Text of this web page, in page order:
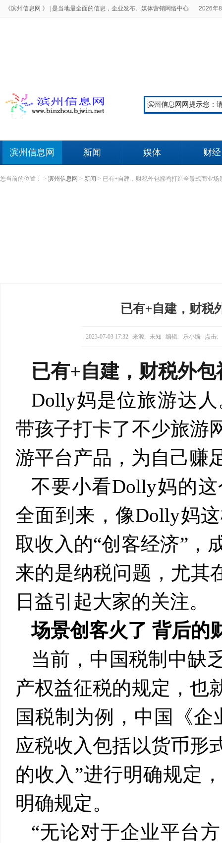
《滨州信息网 》 | 是当地最全面的信息，企业发布。媒体营销网络中心 2026年
滨州信息网 新闻 娱体 财经
您当前的位置： > 滨州信息网 > 新闻 > 已有+自建，财税外包禄鸣打造全景式商业场
已有+自建，财税
2023-07-03 17:32 来源: 未知 编辑: 乐小编 点击:
已有+自建，财税外
Dolly妈是位旅游达
带孩子打卡了不少旅游
游平台产品，为自己赚
不要小看Dolly妈的
全面到来，像Dolly妈
取收入的“创客经济”，
来的是纳税问题，尤其
日益引起大家的关注。
场景创客火了 背后的
当前，中国税制中缺
产权益征税的规定，也
国税制为例，中国《
应税收入包括以货币形
的收入 ”进行明确规定
明确规定。
“无论对于企业平台